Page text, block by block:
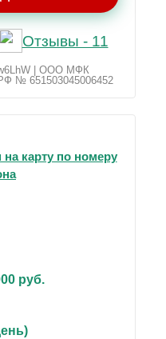
Отзывы - 11
| ООО МФК
№ 651503045006452
карту по номеру
руб.